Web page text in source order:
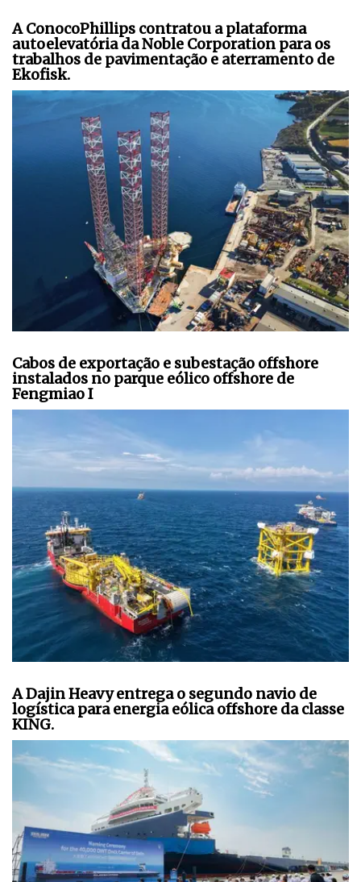
A ConocoPhillips contratou a plataforma
autoelevatória da Noble Corporation para os
trabalhos de pavimentação e aterramento de
Ekofisk.
Cabos de exportação e subestação offshore
instalados no parque eólico offshore de
Fengmiao I
A Dajin Heavy entrega o segundo navio de
logística para energia eólica offshore da classe
KING.